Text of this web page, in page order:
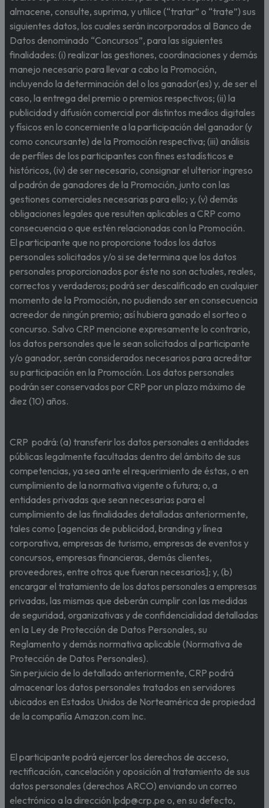
almacene, consulte, suprima, y utilice (“tratar” o “trate”) sus
siguientes datos, los cuales serán incorporados al Banco de
Datos denominado “Concursos”, para las siguientes
finalidades: (i) realizar las gestiones, coordinaciones y demás
manejo necesario para llevar a cabo la Promoción,
incluyendo la determinación del o los ganador(es) y, de ser el
caso, la entrega del premio o premios respectivos; (ii) la
publicidad y difusión comercial por distintos medios digitales
y físicos en lo concerniente a la participación del ganador (y
como concursante) de la Promoción respectiva; (iii) análisis
de perfiles de los participantes con fines estadísticos e
históricos, (iv) de ser necesario, consignar el ulterior ingreso
al padrón de ganadores de la Promoción, junto con las
gestiones comerciales necesarias para ello; y, (v) demás
obligaciones legales que resulten aplicables a CRP como
consecuencia o que estén relacionadas con la Promoción.
El participante que no proporcione todos los datos
personales solicitados y/o si se determina que los datos
personales proporcionados por éste no son actuales, reales,
correctos y verdaderos; podrá ser descalificado en cualquier
momento de la Promoción, no pudiendo ser en consecuencia
acreedor de ningún premio; así hubiera ganado el sorteo o
concurso. Salvo CRP mencione expresamente lo contrario,
los datos personales que le sean solicitados al participante
y/o ganador, serán considerados necesarios para acreditar
su participación en la Promoción. Los datos personales
podrán ser conservados por CRP por un plazo máximo de
diez (10) años.
CRP podrá: (a) transferir los datos personales a entidades
públicas legalmente facultadas dentro del ámbito de sus
competencias, ya sea ante el requerimiento de éstas, o en
cumplimiento de la normativa vigente o futura; o, a
entidades privadas que sean necesarias para el
cumplimiento de las finalidades detalladas anteriormente,
tales como [agencias de publicidad, branding y línea
corporativa, empresas de turismo, empresas de eventos y
concursos, empresas financieras, demás clientes,
proveedores, entre otros que fueran necesarios]; y, (b)
encargar el tratamiento de los datos personales a empresas
privadas, las mismas que deberán cumplir con las medidas
de seguridad, organizativas y de confidencialidad detalladas
en la Ley de Protección de Datos Personales, su
Reglamento y demás normativa aplicable (Normativa de
Protección de Datos Personales).
Sin perjuicio de lo detallado anteriormente, CRP podrá
almacenar los datos personales tratados en servidores
ubicados en Estados Unidos de Norteamérica de propiedad
de la compañía Amazon.com Inc.
El participante podrá ejercer los derechos de acceso,
rectificación, cancelación y oposición al tratamiento de sus
datos personales (derechos ARCO) enviando un correo
electrónico a la dirección lpdp@crp.pe o, en su defecto,